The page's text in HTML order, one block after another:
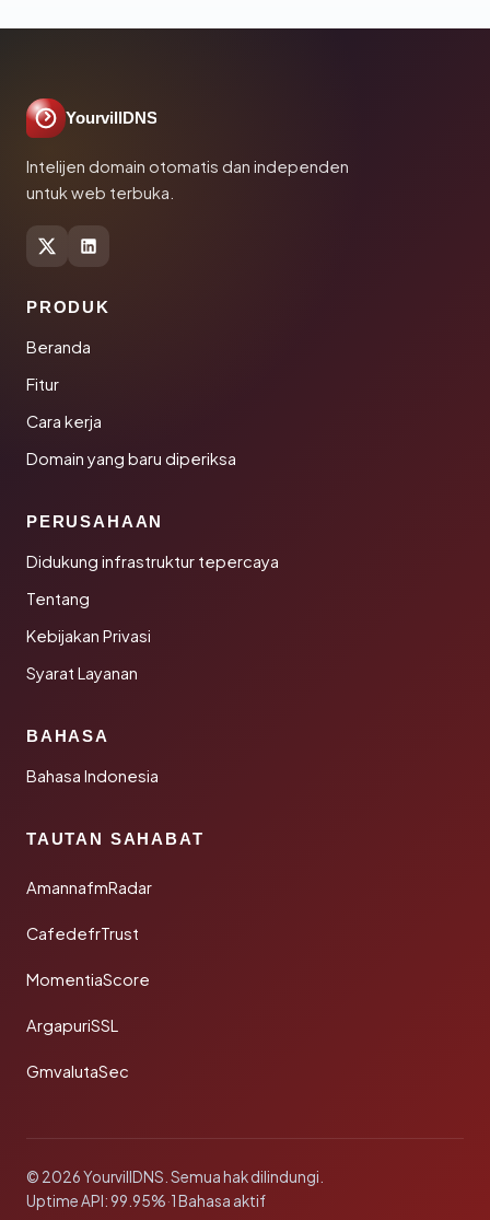
YourvillDNS
Intelijen domain otomatis dan independen
untuk web terbuka.
PRODUK
Beranda
Fitur
Cara kerja
Domain yang baru diperiksa
PERUSAHAAN
Didukung infrastruktur tepercaya
Tentang
Kebijakan Privasi
Syarat Layanan
BAHASA
Bahasa Indonesia
TAUTAN SAHABAT
AmannafmRadar
CafedefrTrust
MomentiaScore
ArgapuriSSL
GmvalutaSec
© 2026 YourvillDNS. Semua hak dilindungi.
Uptime API: 99.95%·1 Bahasa aktif